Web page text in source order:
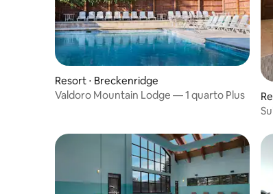
Resort ⋅ Breckenridge
Valdoro Mountain Lodge — 1 quarto Plus